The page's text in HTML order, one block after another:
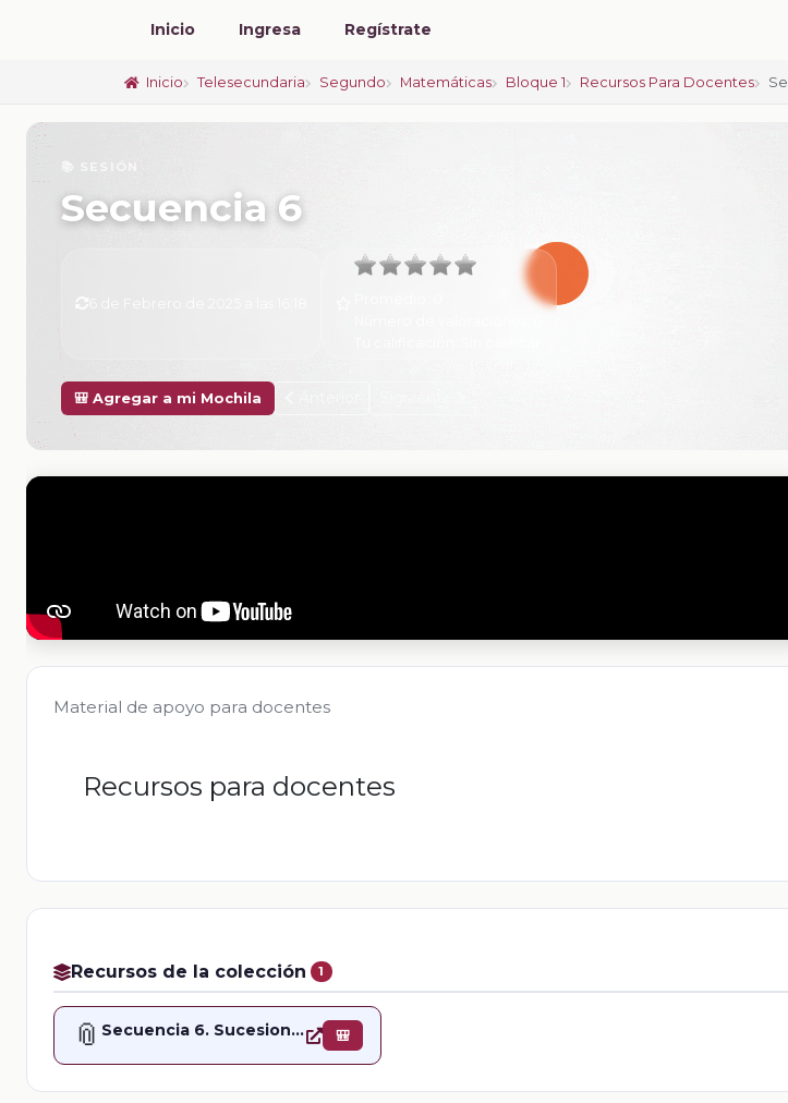
Inicio Ingresa Regístrate
Inicio Telesecundaria Segundo Matemáticas Bloque 1 Recursos Para Docentes
📚 SESIÓN
Secuencia 6
🎒 Agregar a mi Mochila
Material de apoyo para docentes
Recursos para docentes
Recursos de la colección 1
📎 Secuencia 6. Sucesiones numéricas y expresiones equivalentes 🎒